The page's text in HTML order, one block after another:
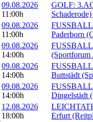
09.08.2026
11:00h
GOLF:
09.08.2026
11:00h
Paderborn
09.08.2026
14:00h
(Sportforum
09.08.2026
14:00h
Buttstädt
09.08.2026
14:00h
Dingelstädt
12.08.2026
18:00h
Erfurt